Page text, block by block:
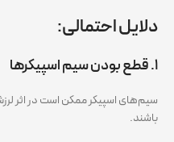
دلایل احتمالی:
۱. قطع بودن سیم اسپیکرها
سیم‌های اسپیکر ممکن است در اثر
باشند.